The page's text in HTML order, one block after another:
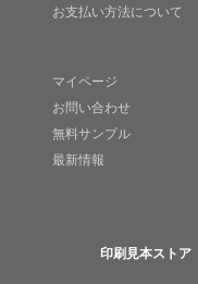
お支払い方法について
マイページ
お問い合わせ
無料サンプル
最新情報
印刷見本ストア